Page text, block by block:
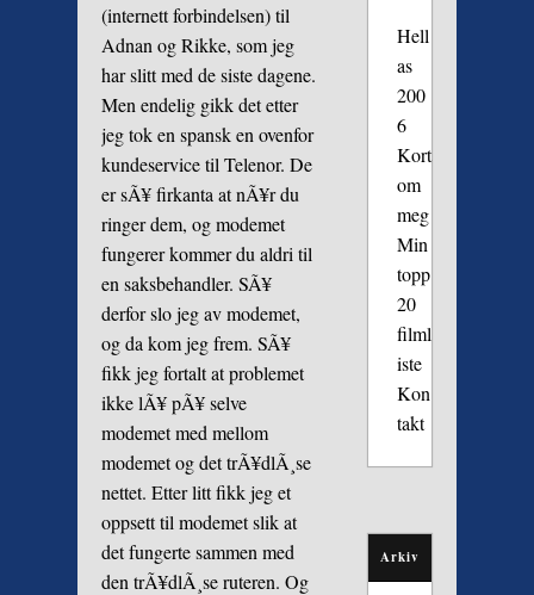
(internett forbindelsen) til
Adnan og Rikke, som jeg
har slitt med de siste dagene.
Men endelig gikk det etter
jeg tok en spansk en ovenfor
kundeservice til Telenor. De
er sÃ¥ firkanta at nÃ¥r du
ringer dem, og modemet
fungerer kommer du aldri til
en saksbehandler. SÃ¥
derfor slo jeg av modemet,
og da kom jeg frem. SÃ¥
fikk jeg fortalt at problemet
ikke lÃ¥ pÃ¥ selve
modemet med mellom
modemet og det trÃ¥dlÃ¸se
nettet. Etter litt fikk jeg et
oppsett til modemet slik at
det fungerte sammen med
den trÃ¥dlÃ¸se ruteren. Og
Hell
as
200
6
Kort
om
meg
Min
topp
20
filml
iste
Kon
takt
Arkiv